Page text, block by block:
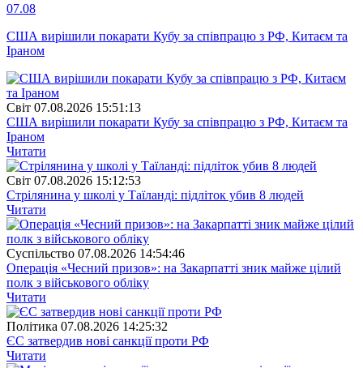
07.08
США вирішили покарати Кубу за співпрацю з РФ, Китаєм та
Іраном
Свiт 07.08.2026 15:51:13
США вирішили покарати Кубу за співпрацю з РФ, Китаєм та
Іраном
Читати
Свiт 07.08.2026 15:12:53
Стрілянина у школі у Таїланді: підліток убив 8 людей
Читати
Суспiльство 07.08.2026 14:54:46
Операція «Чесний призов»: на Закарпатті зник майже цілий
полк з військового обліку
Читати
Полiтика 07.08.2026 14:25:32
ЄС затвердив нові санкції проти РФ
Читати